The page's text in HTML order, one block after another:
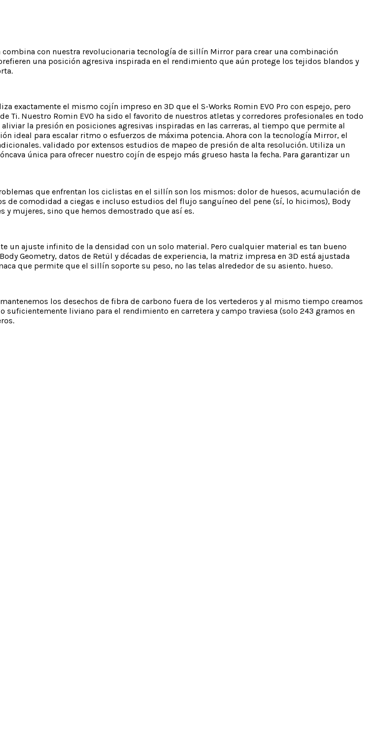
con nuestra revolucionaria tecnología de sillín Mirror para crear una combinación
una posición agresiva inspirada en el rendimiento que aún protege los tejidos blandos y
exactamente el mismo cojín impreso en 3D que el S-Works Romin EVO Pro con espejo, pero
Ti. Nuestro Romin EVO ha sido el favorito de nuestros atletas y corredores profesionales en todo
la presión en posiciones agresivas inspiradas en las carreras, al tiempo que permite al
ideal para escalar ritmo o esfuerzos de máxima potencia. Ahora con la tecnología Mirror, el
validado por extensos estudios de mapeo de presión de alta resolución. Utiliza un
única para ofrecer nuestro cojín de espejo más grueso hasta la fecha. Para garantizar un
problemas que enfrentan los ciclistas en el sillín son los mismos: dolor de huesos, acumulación de
comodidad a ciegas e incluso estudios del flujo sanguíneo del pene (sí, lo hicimos), Body
y mujeres, sino que hemos demostrado que así es.
ajuste infinito de la densidad con un solo material. Pero cualquier material es tan bueno
Geometry, datos de Retül y décadas de experiencia, la matriz impresa en 3D está ajustada
que permite que el sillín soporte su peso, no las telas alrededor de su asiento. hueso.
los desechos de fibra de carbono fuera de los vertederos y al mismo tiempo creamos
liviano para el rendimiento en carretera y campo traviesa (solo 243 gramos en